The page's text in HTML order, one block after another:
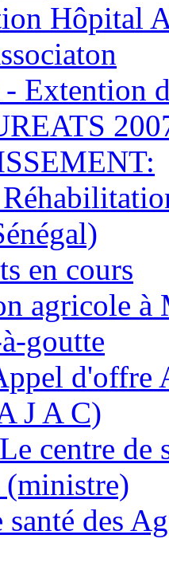
Hôpital
Extention
en cours
agricole à
goutte
d'offre
J A C)
centre de
(ministre)
santé des